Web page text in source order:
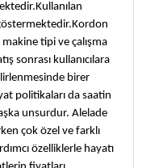
tipi ve çalışma
sonrası kullanıcılara
birer
politikaları da saatin
unsurdur. Alelade
çok özel ve farklı
özelliklerle hayatı